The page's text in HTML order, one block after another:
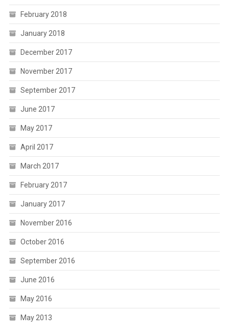
February 2018
January 2018
December 2017
November 2017
September 2017
June 2017
May 2017
April 2017
March 2017
February 2017
January 2017
November 2016
October 2016
September 2016
June 2016
May 2016
May 2013